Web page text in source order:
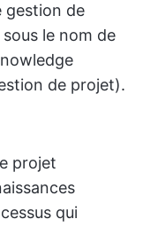
gestion de
le nom de
de projet).
projet
qui